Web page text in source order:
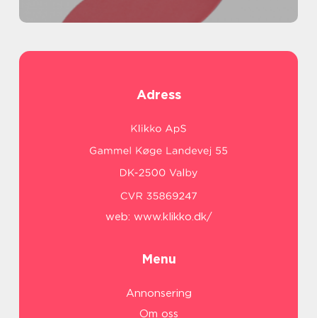
Adress
web: www.klikko.dk/
Menu
Annonsering
Om oss